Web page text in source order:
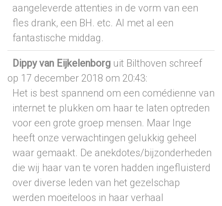
aangeleverde attenties in de vorm van een
fles drank, een BH. etc. Al met al een
fantastische middag.
Dippy van Eijkelenborg uit Bilthoven schreef
op 17 december 2018 om 20:43:
Het is best spannend om een comédienne van
internet te plukken om haar te laten optreden
voor een grote groep mensen. Maar Inge
heeft onze verwachtingen gelukkig geheel
waar gemaakt. De anekdotes/bijzonderheden
die wij haar van te voren hadden ingefluisterd
over diverse leden van het gezelschap
werden moeiteloos in haar verhaal